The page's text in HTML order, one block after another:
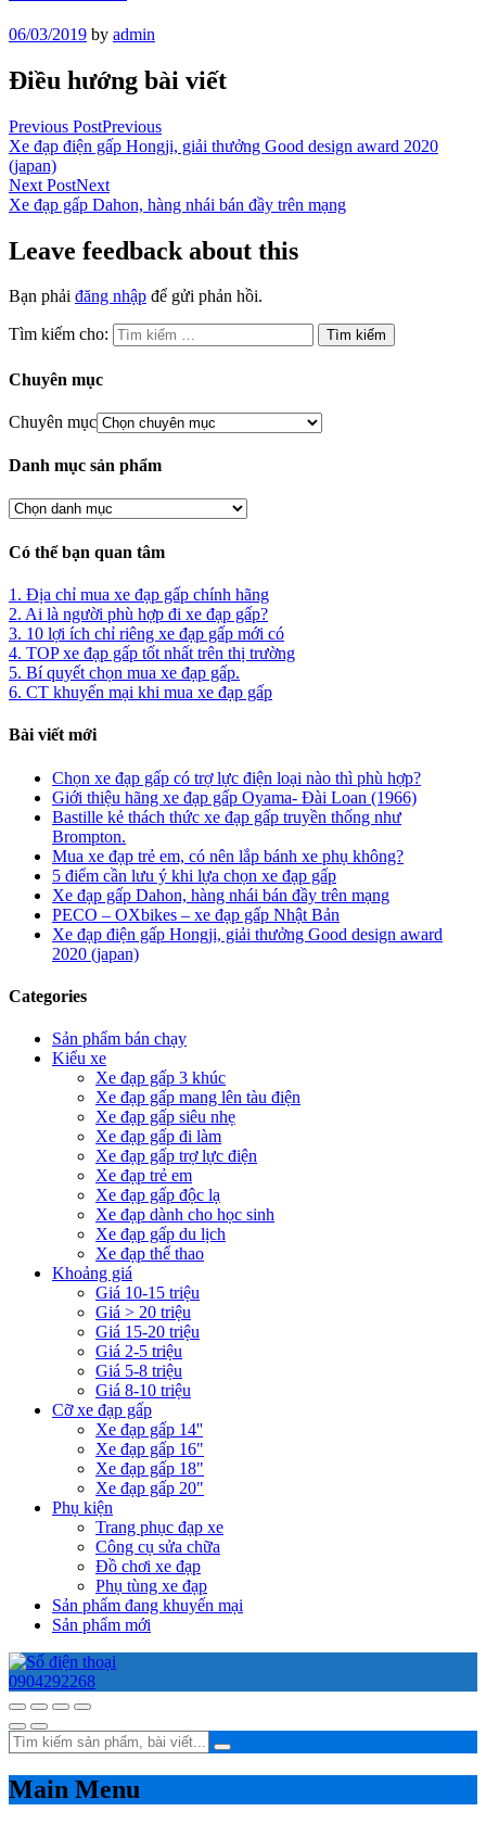
06/03/2019 by admin
Điều hướng bài viết
Previous PostPrevious
Xe đạp điện gấp Hongji, giải thưởng Good design award 2020
(japan)
Next PostNext
Xe đạp gấp Dahon, hàng nhái bán đầy trên mạng
Leave feedback about this
Bạn phải đăng nhập để gửi phản hồi.
Tìm kiếm cho:
Chuyên mục
Chuyên mục
Danh mục sản phẩm
Có thể bạn quan tâm
1. Địa chỉ mua xe đạp gấp chính hãng
2. Ai là người phù hợp đi xe đạp gấp?
3. 10 lợi ích chỉ riêng xe đạp gấp mới có
4. TOP xe đạp gấp tốt nhất trên thị trường
5. Bí quyết chọn mua xe đạp gấp.
6. CT khuyến mại khi mua xe đạp gấp
Bài viết mới
Chọn xe đạp gấp có trợ lực điện loại nào thì phù hợp?
Giới thiệu hãng xe đạp gấp Oyama- Đài Loan (1966)
Bastille kẻ thách thức xe đạp gấp truyền thống như
Brompton.
Mua xe đạp trẻ em, có nên lắp bánh xe phụ không?
5 điểm cần lưu ý khi lựa chọn xe đạp gấp
Xe đạp gấp Dahon, hàng nhái bán đầy trên mạng
PECO – OXbikes – xe đạp gấp Nhật Bản
Xe đạp điện gấp Hongji, giải thưởng Good design award
2020 (japan)
Categories
Sản phẩm bán chạy
Kiểu xe
Xe đạp gấp 3 khúc
Xe đạp gấp mang lên tàu điện
Xe đạp gấp siêu nhẹ
Xe đạp gấp đi làm
Xe đạp gấp trợ lực điện
Xe đạp trẻ em
Xe đạp gấp độc lạ
Xe đạp dành cho học sinh
Xe đạp gấp du lịch
Xe đạp thể thao
Khoảng giá
Giá 10-15 triệu
Giá > 20 triệu
Giá 15-20 triệu
Giá 2-5 triệu
Giá 5-8 triệu
Giá 8-10 triệu
Cỡ xe đạp gấp
Xe đạp gấp 14''
Xe đạp gấp 16"
Xe đạp gấp 18"
Xe đạp gấp 20"
Phụ kiện
Trang phục đạp xe
Công cụ sửa chữa
Đồ chơi xe đạp
Phụ tùng xe đạp
Sản phẩm đang khuyến mại
Sản phẩm mới
0904292268
Main Menu